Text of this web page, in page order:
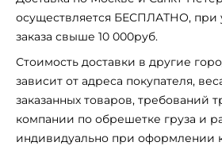
осуществляется БЕСПЛАТНО, при
заказа свыше 10 000руб.
Стоимость доставки в другие
зависит от адреса покупателя,
заказанных товаров, требований
компании по обрешетке груза и
индивидуально при оформлении